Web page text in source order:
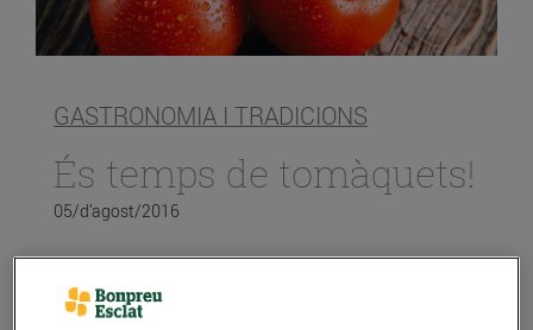
GASTRONOMIA I TRADICIONS
És temps de tomàquets!
05/d’agost/2016
A l’amanida, al pa amb tomàquet, sofregit, al forn o
a la planxa… El